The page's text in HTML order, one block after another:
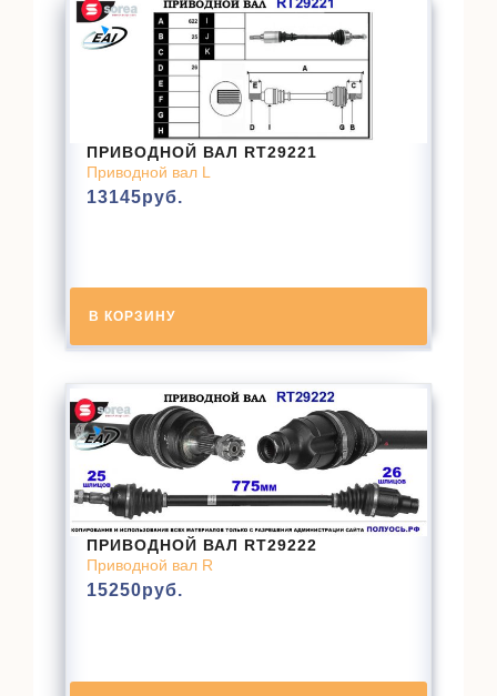
ПРИВОДНОЙ ВАЛ RT29221
Приводной вал L
13145руб.
В КОРЗИНУ
ПРИВОДНОЙ ВАЛ RT29222
Приводной вал R
15250руб.